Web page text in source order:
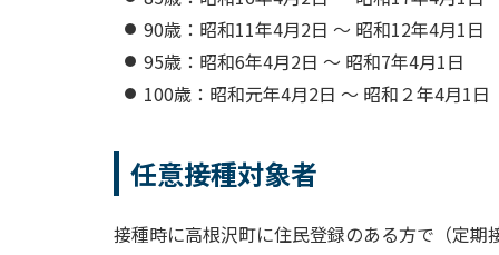
90歳：昭和11年4月2日 ～ 昭和12年4月1日
95歳：昭和6年4月2日 ～ 昭和7年4月1日
100歳：昭和元年4月2日 ～ 昭和２年4月1日
任意接種対象者
接種時に高根沢町に住民登録のある方で（定期